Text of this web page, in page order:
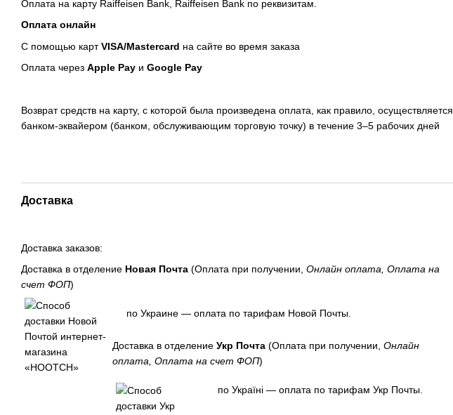
Оплата на карту Raiffeisen Bank, Raiffeisen Bank по реквизитам.
Оплата онлайн
С помощью картVISA/Mastercard на сайте во время заказа
Оплата через Apple Pay и Google Pay
Возврат средств на карту, с которой была произведена оплата, как правило, осуществляется
банком-эквайером (банком, обслуживающим торговую точку) в течение 3–5 рабочих дней
Доставка
Доставка заказов:
Доставка в отделение Новая Почта (Оплата при получении, Онлайн оплата, Оплата на
счет ФОП)
по Украине — оплата по тарифам Новой Почты.
Доставка в отделение Укр Почта (Оплата при получении, Онлайн
оплата, Оплата на счет ФОП)
по Україні — оплата по тарифам Укр Почты.